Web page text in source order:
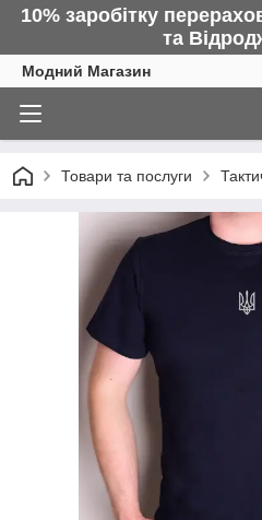
10% заробітку
та
Модний Магазин
Товари та послуги